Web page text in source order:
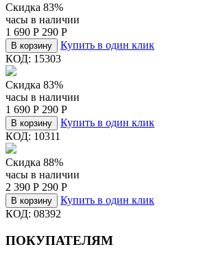
Скидка 83%
часы в наличии
1 690 Р 290 Р
В корзину
Купить в один клик
КОД: 15303
Скидка 83%
часы в наличии
1 690 Р 290 Р
В корзину
Купить в один клик
КОД: 10311
Скидка 88%
часы в наличии
2 390 Р 290 Р
В корзину
Купить в один клик
КОД: 08392
ПОКУПАТЕЛЯМ